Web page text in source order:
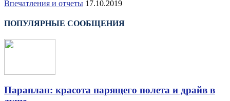
Впечатления и отчеты 17.10.2019
ПОПУЛЯРНЫЕ СООБЩЕНИЯ
Параплан: красота парящего полета и драйв в